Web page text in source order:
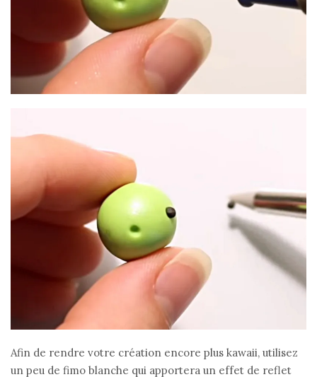
Afin de rendre votre création encore plus kawaii, utilisez
un peu de fimo blanche qui apportera un effet de reflet